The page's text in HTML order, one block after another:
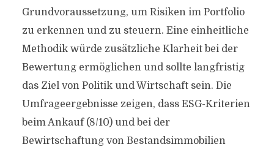
Grundvoraussetzung, um Risiken im Portfolio
zu erkennen und zu steuern. Eine einheitliche
Methodik würde zusätzliche Klarheit bei der
Bewertung ermöglichen und sollte langfristig
das Ziel von Politik und Wirtschaft sein. Die
Umfrageergebnisse zeigen, dass ESG-Kriterien
beim Ankauf (8/10) und bei der
Bewirtschaftung von Bestandsimmobilien